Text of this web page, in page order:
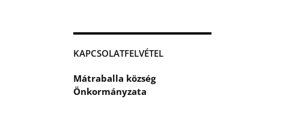
KAPCSOLATFELVÉTEL
Mátraballa község
Önkormányzata